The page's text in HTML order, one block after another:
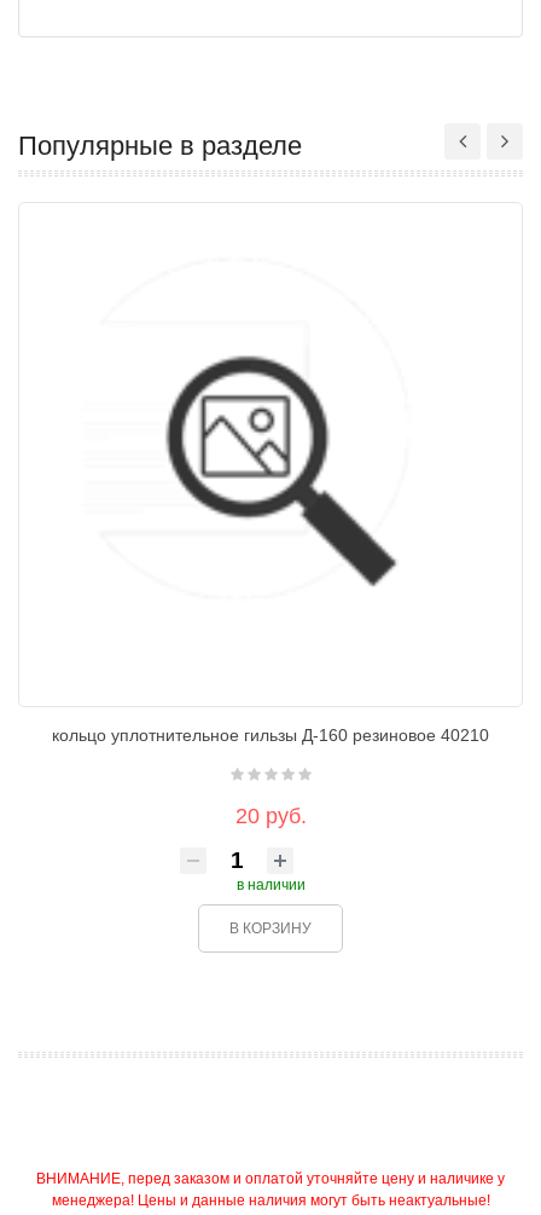
Популярные в разделе
кольцо уплотнительное гильзы Д-160 резиновое 40210
20 руб.
в наличии
В КОРЗИНУ
ВНИМАНИЕ, перед заказом и оплатой уточняйте цену и наличике у
менеджера! Цены и данные наличия могут быть неактуальные!